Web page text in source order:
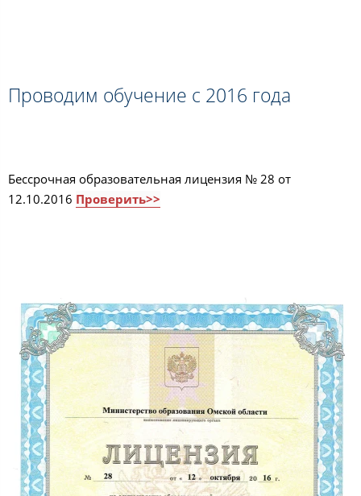
Проводим обучение с 2016 года
Бессрочная образовательная лицензия № 28 от
12.10.2016 Проверить>>